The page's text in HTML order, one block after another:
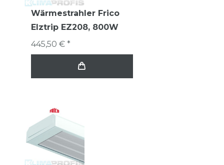
Wärmestrahler Frico
Elztrip EZ208, 800W
445,50 € *